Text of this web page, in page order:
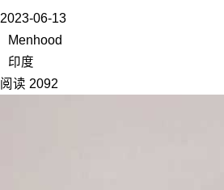
2023-06-13
Menhood
印度
阅读 2092